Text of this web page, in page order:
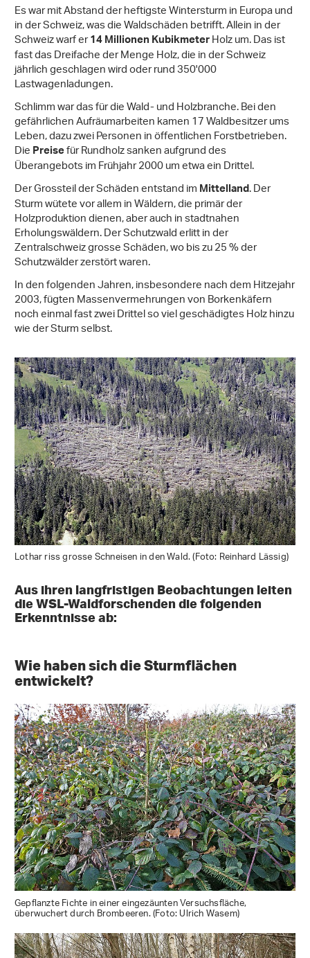
Es war mit Abstand der heftigste Wintersturm in Europa und
in der Schweiz, was die Waldschäden betrifft. Allein in der
Schweiz warf er14 Millionen KubikmeterHolz um. Das ist
fast das Dreifache der Menge Holz, die in der Schweiz
jährlich geschlagen wird oder rund 350'000
Lastwagenladungen.
Schlimm war das für die Wald- und Holzbranche. Bei den
gefährlichen Aufräumarbeiten kamen 17 Waldbesitzer ums
Leben, dazu zwei Personen in öffentlichen Forstbetrieben.
DiePreisefür Rundholz sanken aufgrund des
Überangebots im Frühjahr 2000 um etwa ein Drittel.
Der Grossteil der Schäden entstand imMittelland. Der
Sturm wütete vor allem in Wäldern, die primär der
Holzproduktion dienen, aber auch in stadtnahen
Erholungswäldern. Der Schutzwald erlitt in der
Zentralschweiz grosse Schäden, wo bis zu 25 % der
Schutzwälder zerstört waren.
In den folgenden Jahren, insbesondere nach dem Hitzejahr
2003, fügten Massenvermehrungen von Borkenkäfern
noch einmal fast zwei Drittel so viel geschädigtes Holz hinzu
wie der Sturm selbst.
Lothar riss grosse Schneisen in den Wald. (Foto: Reinhard Lässig)
Aus ihren langfristigen Beobachtungen leiten
die WSL-Waldforschenden die folgenden
Erkenntnisse ab:
Wie haben sich die Sturmflächen
entwickelt?
Gepflanzte Fichte in einer eingezäunten Versuchsfläche,
überwuchert durch Brombeeren. (Foto: Ulrich Wasem)